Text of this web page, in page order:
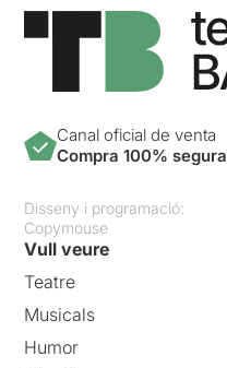
Canal oficial de venta
Compra 100% segura
Disseny i programació:
Copymouse
Vull veure
Teatre
Musicals
Humor